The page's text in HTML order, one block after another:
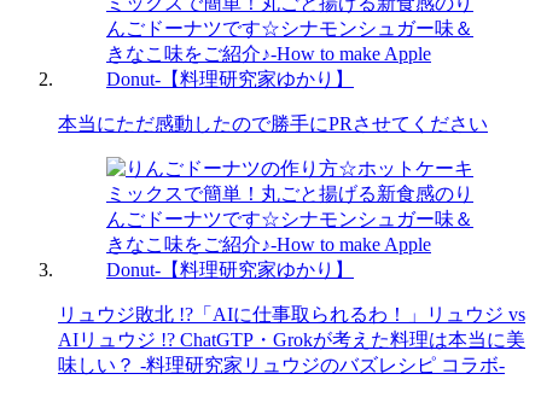
本当にただ感動したので勝手にPRさせてください
リュウジ敗北 !?「AIに仕事取られるわ！」リュウジ vs
AIリュウジ !? ChatGTP・Grokが考えた料理は本当に美
味しい？ -料理研究家リュウジのバズレシピ コラボ-